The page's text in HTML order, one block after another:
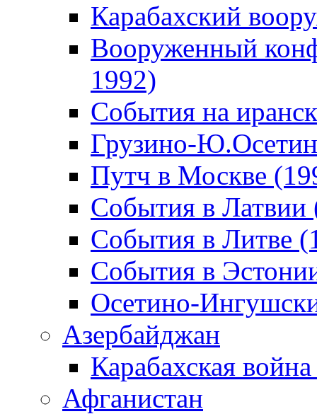
Карабахский
Вооруженный
1992)
События на
Грузино-
Путч в Москве
События в Латвии
События в Литве
События в
Осетино-
Азербайджан
Карабахская
Афганистан